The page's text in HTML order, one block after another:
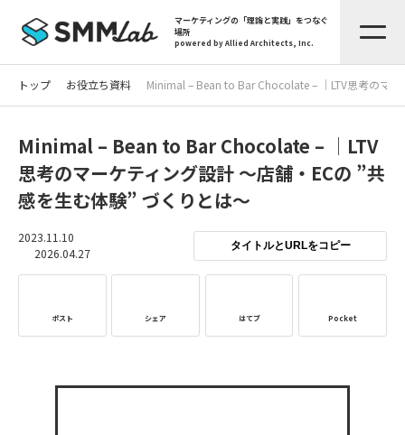
マーケティングの「理論と実践」をつなぐ
場所
powered by Allied Architects, Inc.
トップ お役立ち資料 Minimal – Bean to Bar Chocolate – │LTV思考のマ
Minimal – Bean to Bar Chocolate – │LTV
思考のマーケティング設計 ～店舗・ECの ”共
感を生む体験” づくりとは～
2023.11.10
2026.04.27
タイトルとURLをコピー
ポスト シェア はてブ Pocket